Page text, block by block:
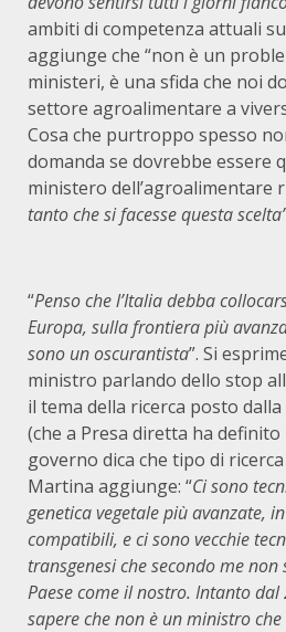
ambiti di competenza attuali
aggiunge che “non è un
ministeri, è una sfida che noi
settore agroalimentare a
Cosa che purtroppo spesso
domanda se dovrebbe essere
ministero dell’agroalimentare
tanto che si facesse questa
“Penso che l’Italia debba
Europa, sulla frontiera più
sono un oscurantista”. Si
ministro parlando dello stop
il tema della ricerca posto
(che a Presa diretta ha
governo dica che tipo di
Martina aggiunge: “Ci sono
genetica vegetale più avanzate,
compatibili, e ci sono vecchie
transgenesi che secondo me
Paese come il nostro. Intanto
sapere che non è un ministro